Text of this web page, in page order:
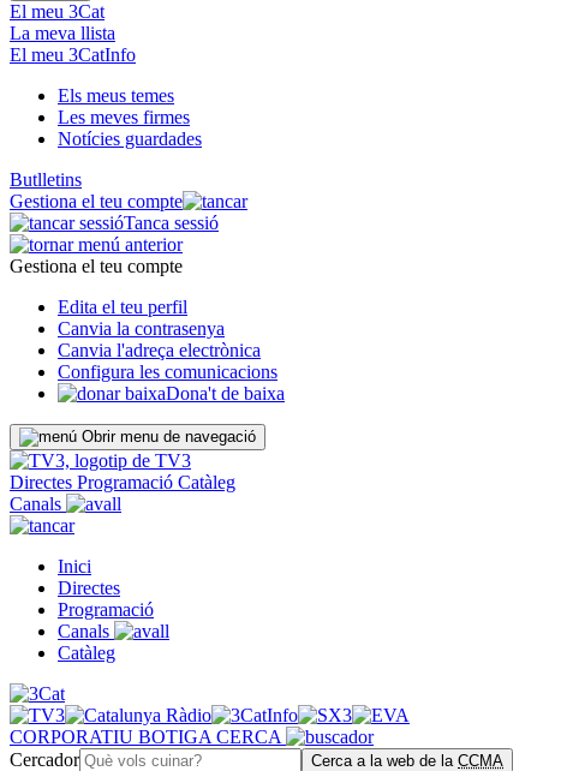
El meu 3Cat
La meva llista
El meu 3CatInfo
Els meus temes
Les meves firmes
Notícies guardades
Butlletins
Gestiona el teu compte
Tanca sessió
Gestiona el teu compte
Edita el teu perfil
Canvia la contrasenya
Canvia l'adreça electrònica
Configura les comunicacions
Dona't de baixa
Obrir menu de navegació
Directes Programació Catàleg
Canals
Inici
Directes
Programació
Canals
Catàleg
CORPORATIU BOTIGA CERCA
Cercador
Cerca a la web de la CCMA